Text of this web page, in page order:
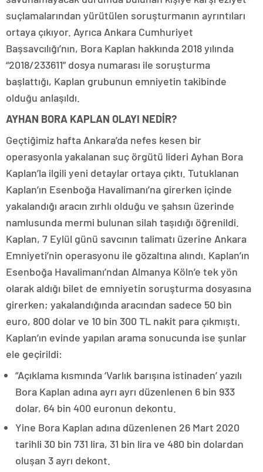
suçlamalarından yürütülen soruşturmanın ayrıntıları
ortaya çıkıyor. Ayrıca Ankara Cumhuriyet
Başsavcılığı’nın, Bora Kaplan hakkında 2018 yılında
“2018/233611” dosya numarası ile soruşturma
başlattığı, Kaplan grubunun emniyetin takibinde
olduğu anlaşıldı.
AYHAN BORA KAPLAN OLAYI NEDİR?
Geçtiğimiz hafta Ankara’da nefes kesen bir
operasyonla yakalanan suç örgütü lideri Ayhan Bora
Kaplan’la ilgili yeni detaylar ortaya çıktı. Tutuklanan
Kaplan’ın Esenboğa Havalimanı’na girerken içinde
yakalandığı aracın zırhlı olduğu ve şahsın üzerinde
namlusunda mermi bulunan silah taşıdığı öğrenildi.
Kaplan, 7 Eylül günü savcının talimatı üzerine Ankara
Emniyeti’nin operasyonu ile gözaltına alındı. Kaplan’ın
Esenboğa Havalimanı’ndan Almanya Köln’e tek yön
olarak aldığı bilet de emniyetin soruşturma dosyasına
girerken; yakalandığında aracından sadece 50 bin
euro, 800 dolar ve 10 bin 300 TL nakit para çıkmıştı.
Kaplan’ın evinde yapılan arama sonucunda ise şunlar
ele geçirildi:
“Açıklama kısmında ‘Varlık barışına istinaden’ yazılı
Bora Kaplan adına ayrı ayrı düzenlenen 6 bin 933
dolar, 64 bin 400 euronun dekontu.
Yine Bora Kaplan adına düzenlenen 26 Mart 2020
tarihli 30 bin 731 lira, 31 bin lira ve 480 bin dolardan
oluşan 3 ayrı dekont.